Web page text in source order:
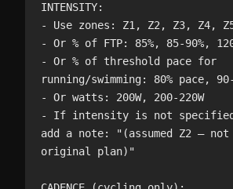
INTENSITY:
- Use zones: Z1, Z2, Z3, Z4,
- Or % of FTP: 85%, 85-90%,
- Or % of threshold pace for
running/swimming: 80% pace,
- Or watts: 200W, 200-220W
- If intensity is not specified,
add a note: "(assumed Z2 —
original plan)"